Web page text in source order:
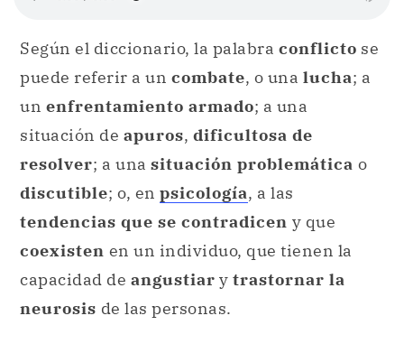
Según el diccionario, la palabra conflicto se
puede referir a un combate, o una lucha; a
un enfrentamiento armado; a una
situación de apuros, dificultosa de
resolver; a una situación problemática o
discutible; o, en psicología, a las
tendencias que se contradicen y que
coexisten en un individuo, que tienen la
capacidad de angustiar y trastornar la
neurosis de las personas.